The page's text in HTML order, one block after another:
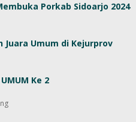
Porkab Sidoarjo 2024
Juara Umum di Kejurprov
UMUM Ke 2